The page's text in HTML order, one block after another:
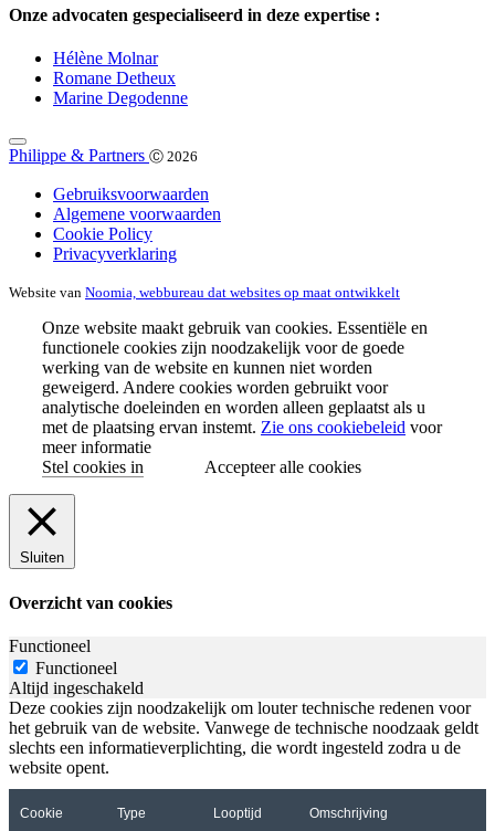
Onze advocaten gespecialiseerd in deze expertise :
Hélène Molnar
Romane Detheux
Marine Degodenne
Philippe & Partners Ⓒ 2026
Gebruiksvoorwaarden
Algemene voorwaarden
Cookie Policy
Privacyverklaring
Website van Noomia, webbureau dat websites op maat ontwikkelt
Onze website maakt gebruik van cookies. Essentiële en
functionele cookies zijn noodzakelijk voor de goede
werking van de website en kunnen niet worden
geweigerd. Andere cookies worden gebruikt voor
analytische doeleinden en worden alleen geplaatst als u
met de plaatsing ervan instemt. Zie ons cookiebeleid voor
meer informatie
Stel cookies in
Accepteer alle cookies
Sluiten
Overzicht van cookies
Functioneel
Functioneel
Altijd ingeschakeld
Deze cookies zijn noodzakelijk om louter technische redenen voor
het gebruik van de website. Vanwege de technische noodzaak geldt
slechts een informatieverplichting, die wordt ingesteld zodra u de
website opent.
Cookie Type Looptijd Omschrijving